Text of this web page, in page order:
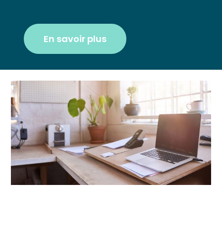
En savoir plus